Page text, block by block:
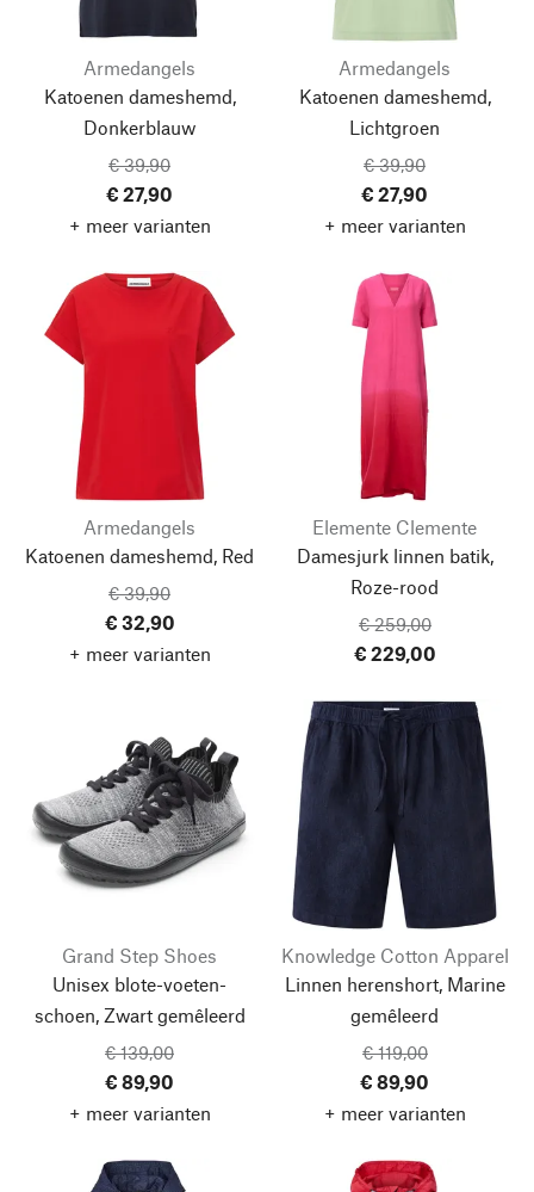
Armedangels
Katoenen dameshemd,
Donkerblauw
€ 39,90
€ 27,90
+ meer varianten
Armedangels
Katoenen dameshemd,
Lichtgroen
€ 39,90
€ 27,90
+ meer varianten
Armedangels
Katoenen dameshemd, Red
€ 39,90
€ 32,90
+ meer varianten
Elemente Clemente
Damesjurk linnen batik,
Roze-rood
€ 259,00
€ 229,00
Grand Step Shoes
Unisex blote-voeten-
schoen, Zwart gemêleerd
€ 139,00
€ 89,90
+ meer varianten
Knowledge Cotton Apparel
Linnen herenshort, Marine
gemêleerd
€ 119,00
€ 89,90
+ meer varianten